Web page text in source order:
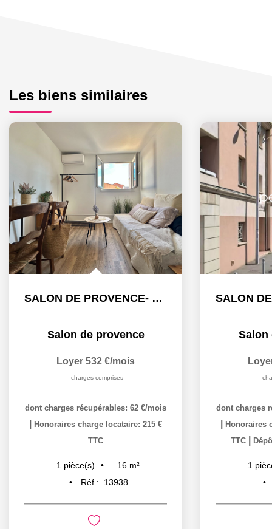
Les biens similaires
SALON DE PROVENCE- STUDIO MEUBLE - 16.40 m2 - BAIL 9 MOIS
Salon de provence
Loyer 532 €/mois
charges comprises
dont charges récupérables: 62 €/mois
Honoraires charge locataire: 215 €
TTC
1 pièce(s) 16 m²
Réf :
13938
Salon
dont charges
Honoraires
TTC
1